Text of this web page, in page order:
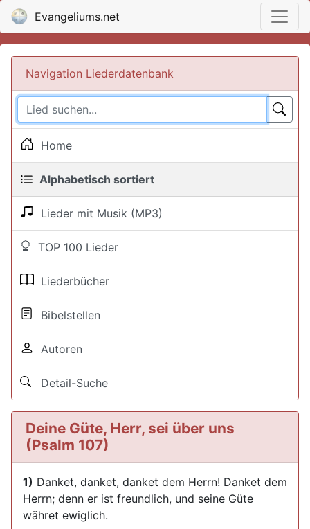
Evangeliums.net
Navigation Liederdatenbank
Home
Alphabetisch sortiert
Lieder mit Musik (MP3)
TOP 100 Lieder
Liederbücher
Bibelstellen
Autoren
Detail-Suche
Deine Güte, Herr, sei über uns
(Psalm 107)
1) Danket, danket, danket dem Herrn! Danket dem
Herrn; denn er ist freundlich, und seine Güte
währet ewiglich.